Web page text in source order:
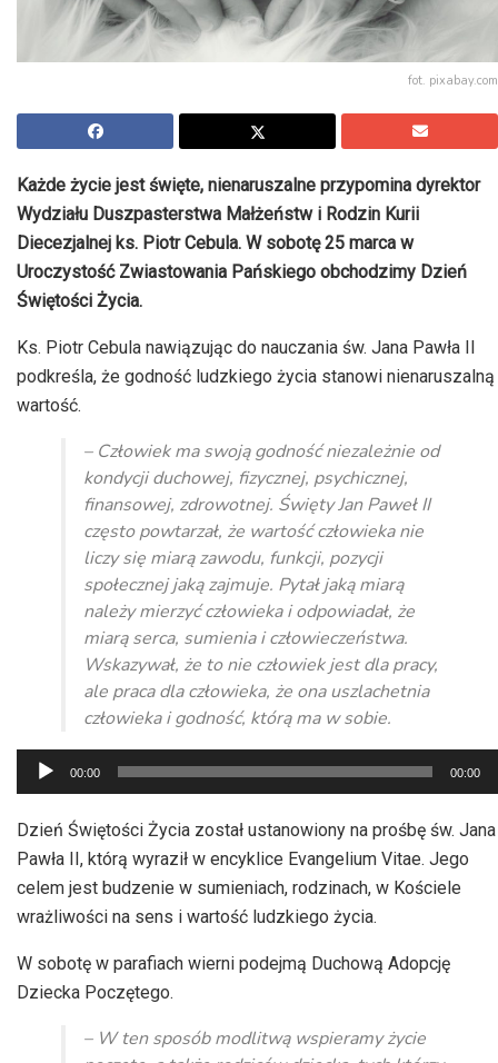
fot. pixabay.com
Każde życie jest święte, nienaruszalne przypomina dyrektor
Wydziału Duszpasterstwa Małżeństw i Rodzin Kurii
Diecezjalnej ks. Piotr Cebula. W sobotę 25 marca w
Uroczystość Zwiastowania Pańskiego obchodzimy Dzień
Świętości Życia.
Ks. Piotr Cebula nawiązując do nauczania św. Jana Pawła II
podkreśla, że godność ludzkiego życia stanowi nienaruszalną
wartość.
– Człowiek ma swoją godność niezależnie od
kondycji duchowej, fizycznej, psychicznej,
finansowej, zdrowotnej. Święty Jan Paweł II
często powtarzał, że wartość człowieka nie
liczy się miarą zawodu, funkcji, pozycji
społecznej jaką zajmuje. Pytał jaką miarą
należy mierzyć człowieka i odpowiadał, że
miarą serca, sumienia i człowieczeństwa.
Wskazywał, że to nie człowiek jest dla pracy,
ale praca dla człowieka, że ona uszlachetnia
człowieka i godność, którą ma w sobie.
Odtwarzacz
plików
dźwiękowych
00:00 00:00
Dzień Świętości Życia został ustanowiony na prośbę św. Jana
Pawła II, którą wyraził w encyklice Evangelium Vitae. Jego
celem jest budzenie w sumieniach, rodzinach, w Kościele
wrażliwości na sens i wartość ludzkiego życia.
W sobotę w parafiach wierni podejmą Duchową Adopcję
Dziecka Poczętego.
– W ten sposób modlitwą wspieramy życie